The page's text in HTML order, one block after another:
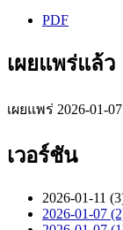
PDF
เผยแพร่แล้ว
เผยแพร่ 2026-01-
เวอร์ชัน
2026-01-11
2026-01-07